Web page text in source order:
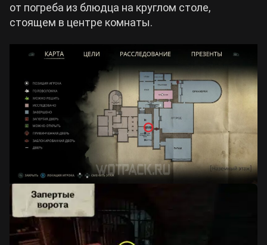
от погреба из блюдца на круглом столе,
стоящем в центре комнаты.